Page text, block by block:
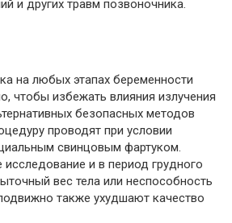
и других травм позвоночника.
на любых этапах беременности
чтобы избежать влияния излучения
безопасных методов
проводят при условии
свинцовым фартуком.
и в период грудного
вес тела или неспособность
также ухудшают качество